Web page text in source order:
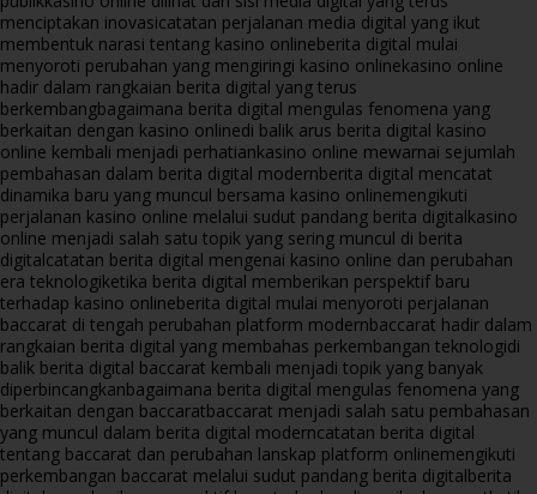
menciptakan inovasicatatan perjalanan media digital yang ikut
membentuk narasi tentang kasino onlineberita digital mulai
menyoroti perubahan yang mengiringi kasino onlinekasino online
hadir dalam rangkaian berita digital yang terus
berkembangbagaimana berita digital mengulas fenomena yang
berkaitan dengan kasino onlinedi balik arus berita digital kasino
online kembali menjadi perhatiankasino online mewarnai sejumlah
pembahasan dalam berita digital modernberita digital mencatat
dinamika baru yang muncul bersama kasino onlinemengikuti
perjalanan kasino online melalui sudut pandang berita digitalkasino
online menjadi salah satu topik yang sering muncul di berita
digitalcatatan berita digital mengenai kasino online dan perubahan
era teknologiketika berita digital memberikan perspektif baru
terhadap kasino onlineberita digital mulai menyoroti perjalanan
baccarat di tengah perubahan platform modernbaccarat hadir dalam
rangkaian berita digital yang membahas perkembangan teknologidi
balik berita digital baccarat kembali menjadi topik yang banyak
diperbincangkanbagaimana berita digital mengulas fenomena yang
berkaitan dengan baccaratbaccarat menjadi salah satu pembahasan
yang muncul dalam berita digital moderncatatan berita digital
tentang baccarat dan perubahan lanskap platform onlinemengikuti
perkembangan baccarat melalui sudut pandang berita digitalberita